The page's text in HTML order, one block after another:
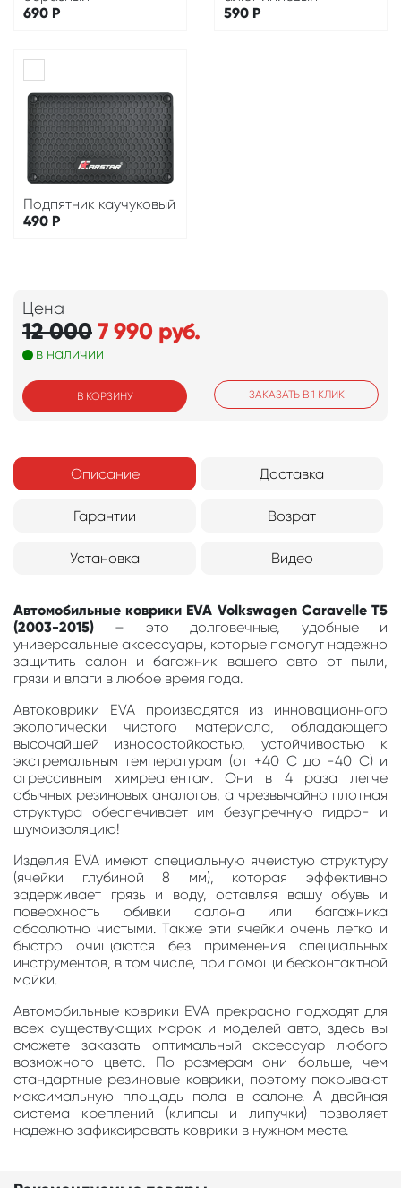
690 Р
590 Р
Подпятник каучуковый
490 Р
Цена
12 0007 990 руб.
в наличии
В КОРЗИНУ ЗАКАЗАТЬ В 1 КЛИК
Описание Доставка
Гарантии Возрат
Установка Видео
Автомобильные коврики EVA Volkswagen Caravelle T5
(2003-2015) – это долговечные, удобные и
универсальные аксессуары, которые помогут надежно
защитить салон и багажник вашего авто от пыли,
грязи и влаги в любое время года.
Автоковрики EVA производятся из инновационного
экологически чистого материала, обладающего
высочайшей износостойкостью, устойчивостью к
экстремальным температурам (от +40 С до -40 С) и
агрессивным химреагентам. Они в 4 раза легче
обычных резиновых аналогов, а чрезвычайно плотная
структура обеспечивает им безупречную гидро- и
шумоизоляцию!
Изделия EVA имеют специальную ячеистую структуру
(ячейки глубиной 8 мм), которая эффективно
задерживает грязь и воду, оставляя вашу обувь и
поверхность обивки салона или багажника
абсолютно чистыми. Также эти ячейки очень легко и
быстро очищаются без применения специальных
инструментов, в том числе, при помощи бесконтактной
мойки.
Автомобильные коврики EVA прекрасно подходят для
всех существующих марок и моделей авто, здесь вы
сможете заказать оптимальный аксессуар любого
возможного цвета. По размерам они больше, чем
стандартные резиновые коврики, поэтому покрывают
максимальную площадь пола в салоне. А двойная
система креплений (клипсы и липучки) позволяет
надежно зафиксировать коврики в нужном месте.